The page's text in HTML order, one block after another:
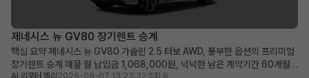
제네시스 뉴 GV80 장기렌트 승계
핵심 요약 제네시스 뉴 GV80 가솔린 2.5 터보 AWD, 풍부한 옵션의 프리미엄
장기렌트 승계 매물 월 납입금 1,068,000원, 넉넉한 남은 계약기간 60개월
AI 리포터 엘리 2026-08-07 13:23:32조회 6